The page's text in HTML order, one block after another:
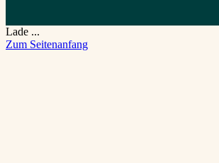
Lade ...
Zum Seitenanfang